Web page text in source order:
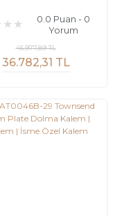
0.0 Puan - 0
Yorum
36.782,31 TL
45.977,89 TL